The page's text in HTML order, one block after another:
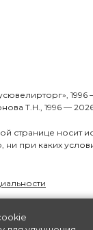
1996
Т.Н., 1996 —
странице носит
ни при каких